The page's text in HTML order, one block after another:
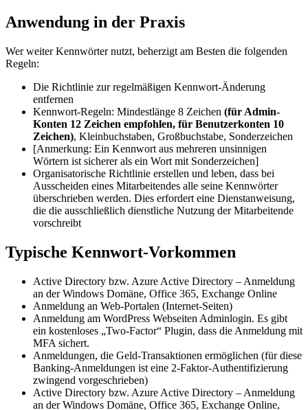
Anwendung in der Praxis
Wer weiter Kennwörter nutzt, beherzigt am Besten die folgenden
Regeln:
Die Richtlinie zur regelmäßigen Kennwort-Änderung
entfernen
Kennwort-Regeln: Mindestlänge 8 Zeichen (für Admin-
Konten 12 Zeichen empfohlen, für Benutzerkonten 10
Zeichen), Kleinbuchstaben, Großbuchstabe, Sonderzeichen
[Anmerkung: Ein Kennwort aus mehreren unsinnigen
Wörtern ist sicherer als ein Wort mit Sonderzeichen]
Organisatorische Richtlinie erstellen und leben, dass bei
Ausscheiden eines Mitarbeitendes alle seine Kennwörter
überschrieben werden. Dies erfordert eine Dienstanweisung,
die die ausschließlich dienstliche Nutzung der Mitarbeitende
vorschreibt
Typische Kennwort-Vorkommen
Active Directory bzw. Azure Active Directory – Anmeldung
an der Windows Domäne, Office 365, Exchange Online
Anmeldung an Web-Portalen (Internet-Seiten)
Anmeldung am WordPress Webseiten Adminlogin. Es gibt
ein kostenloses „Two-Factor“ Plugin, dass die Anmeldung mit
MFA sichert.
Anmeldungen, die Geld-Transaktionen ermöglichen (für diese
Banking-Anmeldungen ist eine 2-Faktor-Authentifizierung
zwingend vorgeschrieben)
Active Directory bzw. Azure Active Directory – Anmeldung
an der Windows Domäne, Office 365, Exchange Online,